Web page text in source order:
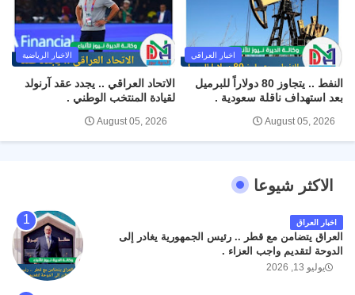
اخبار العراقي
النفط .. يتجاوز 80 دولاراً للبرميل
بعد استهداف ناقلة سعودية .
August 05, 2026
الاخبار الرياضية
الاتحاد العراقي .. يجدد عقد آرنولد
لقيادة المنتخب الوطني .
August 05, 2026
الاكثر شيوعا
اخبار العراق
العراق يتضامن مع قطر .. رئيس الجمهورية يغادر إلى
الدوحة لتقديم واجب العزاء .
يوليو 13, 2026